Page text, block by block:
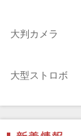
ALPA（アルパ）
ALT（アルト）
大判カメラ
大型ストロボ